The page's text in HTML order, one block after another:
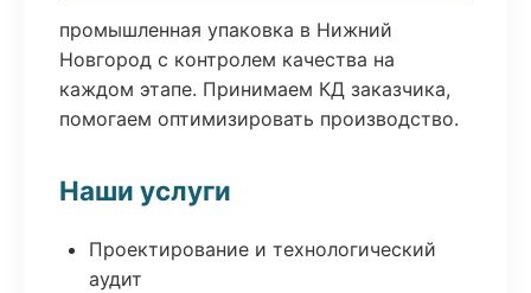
промышленная упаковка в Нижний
Новгород с контролем качества на
каждом этапе. Принимаем КД заказчика,
помогаем оптимизировать производство.
Наши услуги
Проектирование и технологический
аудит